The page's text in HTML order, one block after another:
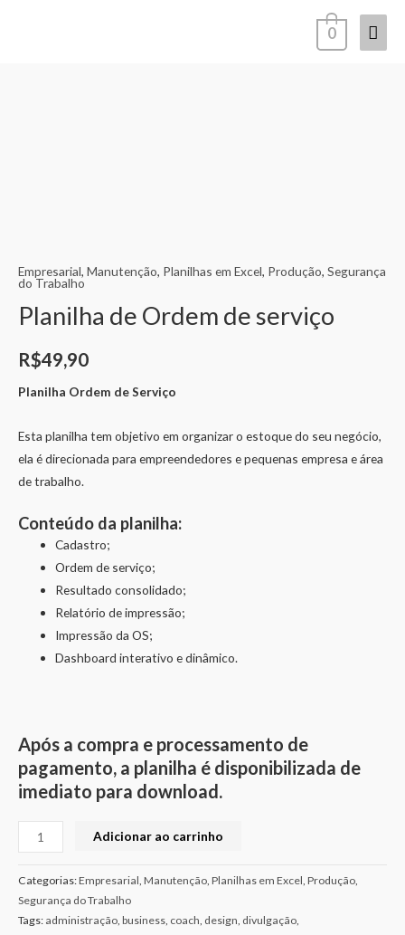
0
Empresarial, Manutenção, Planilhas em Excel, Produção, Segurança
do Trabalho
Planilha de Ordem de serviço
R$49,90
Planilha Ordem de Serviço
Esta planilha tem objetivo em organizar o estoque do seu negócio,
ela é direcionada para empreendedores e pequenas empresa e área
de trabalho.
Conteúdo da planilha:
Cadastro;
Ordem de serviço;
Resultado consolidado;
Relatório de impressão;
Impressão da OS;
Dashboard interativo e dinâmico.
Após a compra e processamento de
pagamento, a planilha é disponibilizada de
imediato para download.
Adicionar ao carrinho
Categorias:Empresarial, Manutenção, Planilhas em Excel, Produção,
Segurança do Trabalho
Tags: administração, business, coach, design, divulgação,